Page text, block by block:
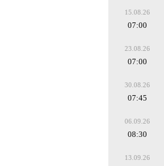
15.08.26
07:00
23.08.26
07:00
30.08.26
07:45
06.09.26
08:30
13.09.26